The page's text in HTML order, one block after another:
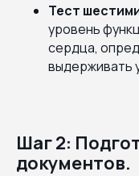
Тест
уровень
сердца,
выдерживать
Шаг 2:
документов.